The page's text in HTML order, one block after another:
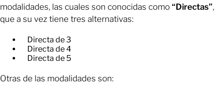
modalidades, las cuales son conocidas como “Directas”,
que a su vez tiene tres alternativas:
Directa de 3
Directa de 4
Directa de 5
Otras de las modalidades son: